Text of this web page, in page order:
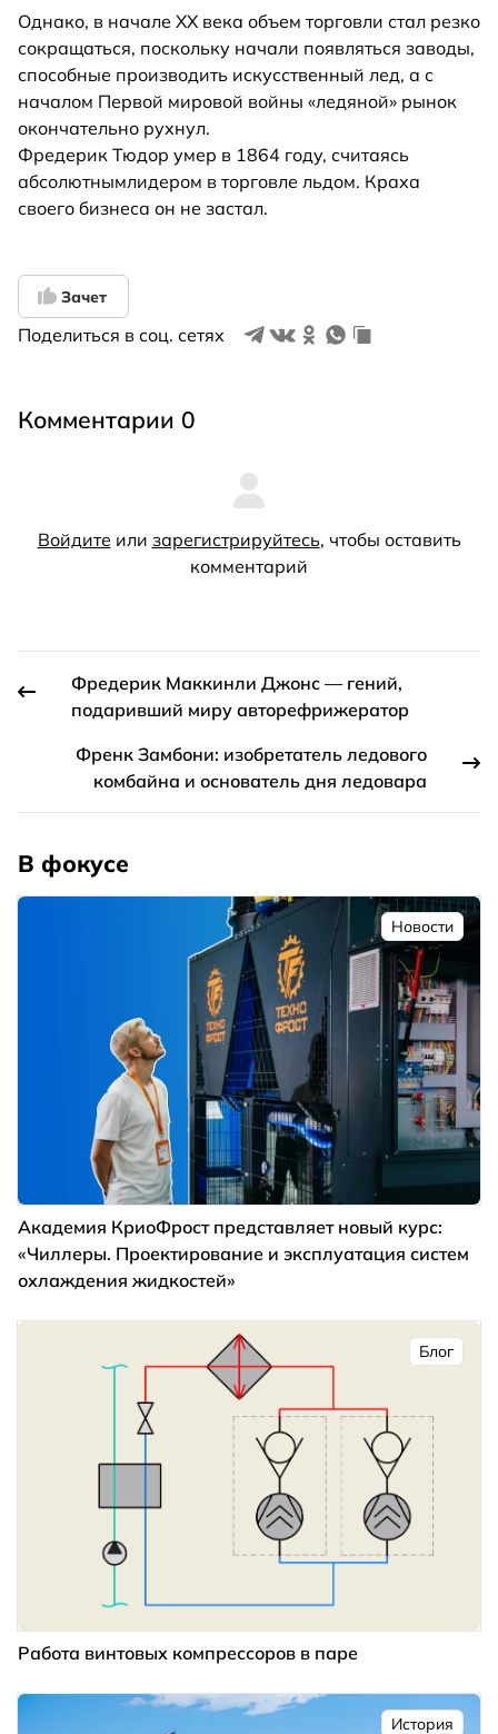
Однако, в начале ХХ века объем торговли стал резко
сокращаться, поскольку начали появляться заводы,
способные производить искусственный лед, а с
началом Первой мировой войны «ледяной» рынок
окончательно рухнул.
Фредерик Тюдор умер в 1864 году, считаясь
абсолютнымлидером в торговле льдом. Краха
своего бизнеса он не застал.
Зачет
Поделиться в соц. сетях
Комментарии 0
Войдите или зарегистрируйтесь, чтобы оставить
комментарий
Фредерик Маккинли Джонс — гений,
подаривший миру авторефрижератор
Френк Замбони: изобретатель ледового
комбайна и основатель дня ледовара
В фокусе
Новости
Академия КриоФрост представляет новый курс:
«Чиллеры. Проектирование и эксплуатация систем
охлаждения жидкостей»
Блог
Работа винтовых компрессоров в паре
История